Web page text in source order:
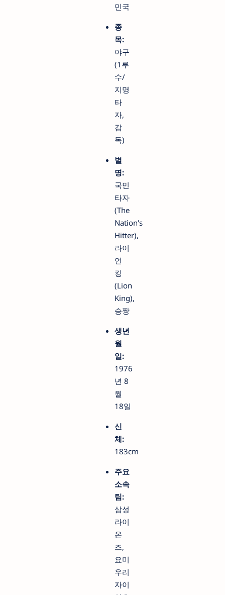
민국
종
목:
야구
(1루
수/
지명
타
자,
감
독)
별
명:
국민
타자
(The
Nation's
Hitter),
라이
언
킹
(Lion
King),
승짱
생년
월
일:
1976
년 8
월
18일
신
체:
183cm
주요
소속
팀:
삼성
라이
온
즈,
요미
우리
자이